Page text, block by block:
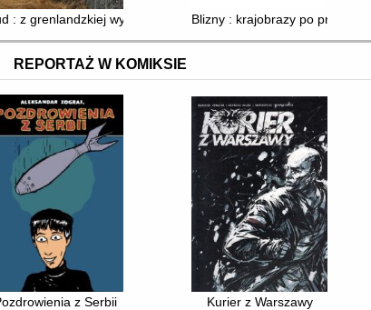
: z grenlandzkiej wyspy Blizny : krajobrazy po przemyśle
REPORTAŻ W KOMIKSIE
z Serbii Kurier z Warszawy